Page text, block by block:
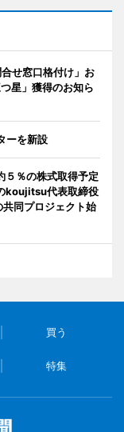
せ窓口格付け」お
星」獲得のお知ら
ーを新設
％の株式取得予定
koujitsu代表取締役
同プロジェクト始
買う
特集